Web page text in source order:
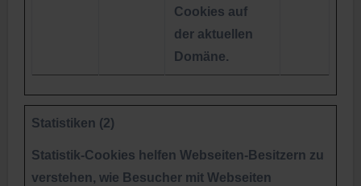
Cookies auf
der aktuellen
Domäne.
Statistiken (2)
Statistik-Cookies helfen Webseiten-Besitzern zu
verstehen, wie Besucher mit Webseiten